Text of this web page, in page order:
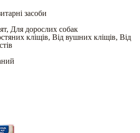
засоби
, Для дорослих собак
кліщів, Від вушних кліщів, Від